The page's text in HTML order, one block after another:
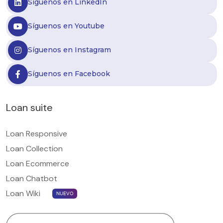
Síguenos en LinkedIn
Síguenos en Youtube
Síguenos en Instagram
Síguenos en Facebook
Loan suite
Loan Responsive
Loan Collection
Loan Ecommerce
Loan Chatbot
Loan Wiki
NUEVO